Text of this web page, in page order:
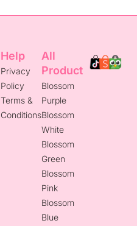
Help
Privacy
Policy
Terms &
Conditions
All
Product
Blossom
Purple
Blossom
White
Blossom
Green
Blossom
Pink
Blossom
Blue